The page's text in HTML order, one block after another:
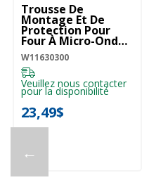
←
Trousse De
Montage Et De
Protection Pour
Four À Micro-Ondes
- Installation
Affleurante
W11630300
W11630300
Veuillez nous contacter
pour la disponibilité
23,49$